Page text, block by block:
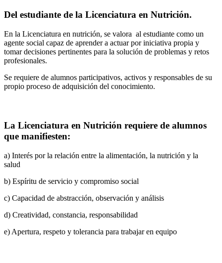
Del estudiante de la Licenciatura en Nutrición.
En la Licenciatura en nutrición, se valora al estudiante como un
agente social capaz de aprender a actuar por iniciativa propia y
tomar decisiones pertinentes para la solución de problemas y retos
profesionales.
Se requiere de alumnos participativos, activos y responsables de su
propio proceso de adquisición del conocimiento.
La Licenciatura en Nutrición requiere de alumnos
que manifiesten:
a) Interés por la relación entre la alimentación, la nutrición y la
salud
b) Espíritu de servicio y compromiso social
c) Capacidad de abstracción, observación y análisis
d) Creatividad, constancia, responsabilidad
e) Apertura, respeto y tolerancia para trabajar en equipo